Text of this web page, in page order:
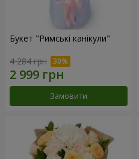
Букет "Римські канікули"
4 284 грн
Замовити